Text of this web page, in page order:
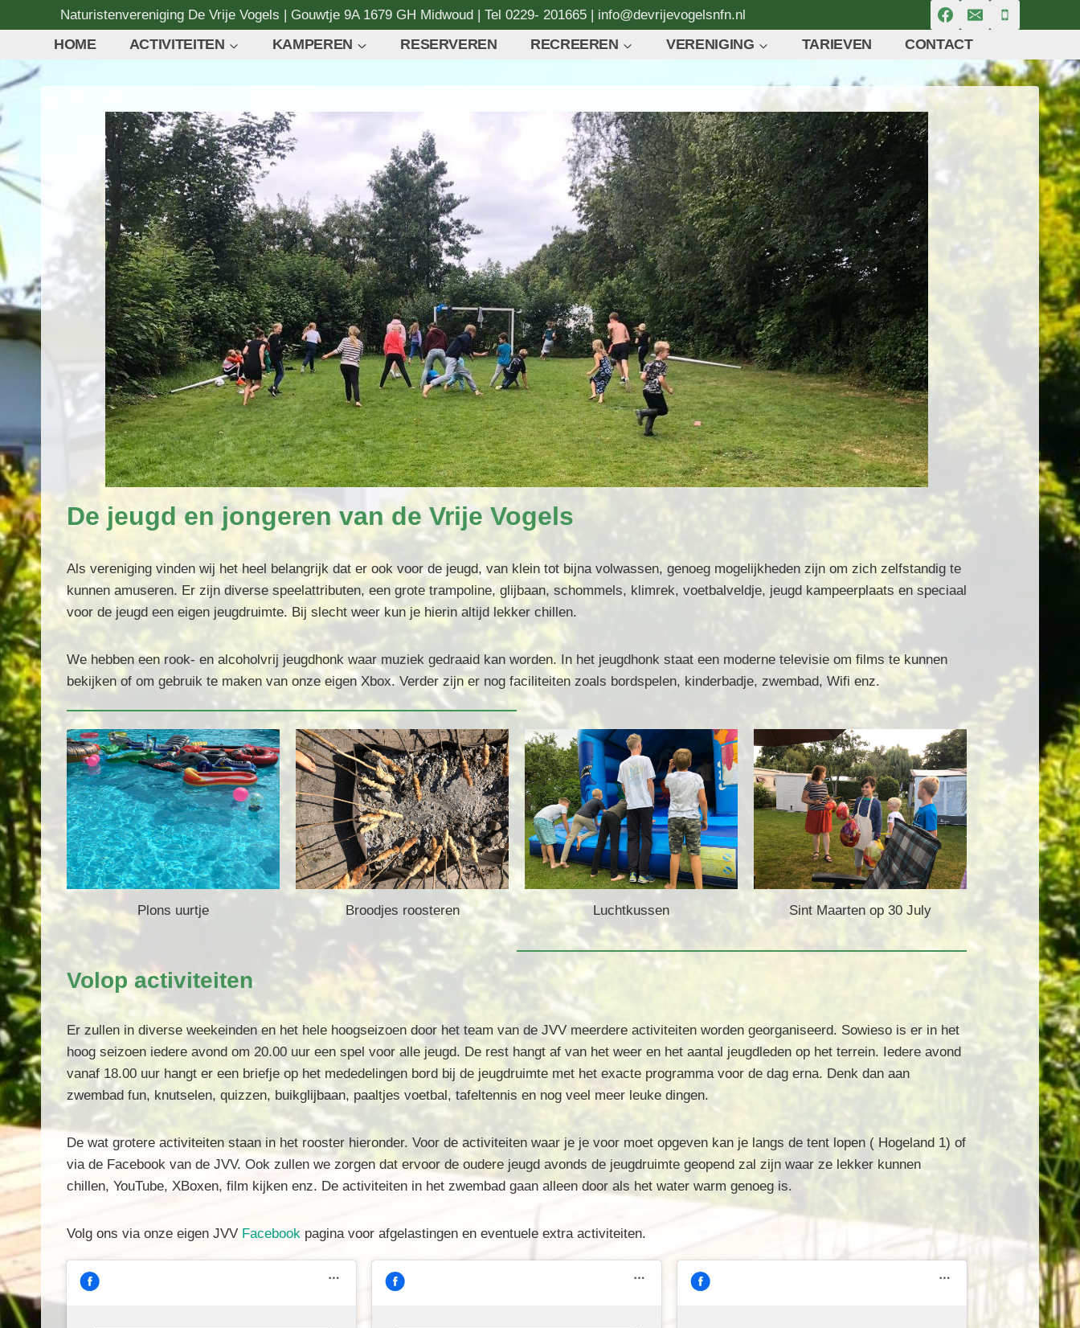
Naturistenvereniging De Vrije Vogels | Gouwtje 9A 1679 GH Midwoud | Tel 0229- 201665 | info@devrijevogelsnfn.nl
HOME ACTIVITEITEN KAMPEREN RESERVEREN RECREEREN VERENIGING TARIEVEN CONTACT
De jeugd en jongeren van de Vrije Vogels
Als vereniging vinden wij het heel belangrijk dat er ook voor de jeugd, van klein tot bijna volwassen, genoeg mogelijkheden zijn om zich zelfstandig te
kunnen amuseren. Er zijn diverse speelattributen, een grote trampoline, glijbaan, schommels, klimrek, voetbalveldje, jeugd kampeerplaats en speciaal
voor de jeugd een eigen jeugdruimte. Bij slecht weer kun je hierin altijd lekker chillen.
We hebben een rook- en alcoholvrij jeugdhonk waar muziek gedraaid kan worden. In het jeugdhonk staat een moderne televisie om films te kunnen
bekijken of om gebruik te maken van onze eigen Xbox. Verder zijn er nog faciliteiten zoals bordspelen, kinderbadje, zwembad, Wifi enz.
Plons uurtje Broodjes roosteren Luchtkussen Sint Maarten op 30 July
Volop activiteiten
Er zullen in diverse weekeinden en het hele hoogseizoen door het team van de JVV meerdere activiteiten worden georganiseerd. Sowieso is er in het
hoog seizoen iedere avond om 20.00 uur een spel voor alle jeugd. De rest hangt af van het weer en het aantal jeugdleden op het terrein. Iedere avond
vanaf 18.00 uur hangt er een briefje op het mededelingen bord bij de jeugdruimte met het exacte programma voor de dag erna. Denk dan aan
zwembad fun, knutselen, quizzen, buikglijbaan, paaltjes voetbal, tafeltennis en nog veel meer leuke dingen.
De wat grotere activiteiten staan in het rooster hieronder. Voor de activiteiten waar je je voor moet opgeven kan je langs de tent lopen ( Hogeland 1) of
via de Facebook van de JVV. Ook zullen we zorgen dat ervoor de oudere jeugd avonds de jeugdruimte geopend zal zijn waar ze lekker kunnen
chillen, YouTube, XBoxen, film kijken enz. De activiteiten in het zwembad gaan alleen door als het water warm genoeg is.
Volg ons via onze eigen JVV Facebook pagina voor afgelastingen en eventuele extra activiteiten.